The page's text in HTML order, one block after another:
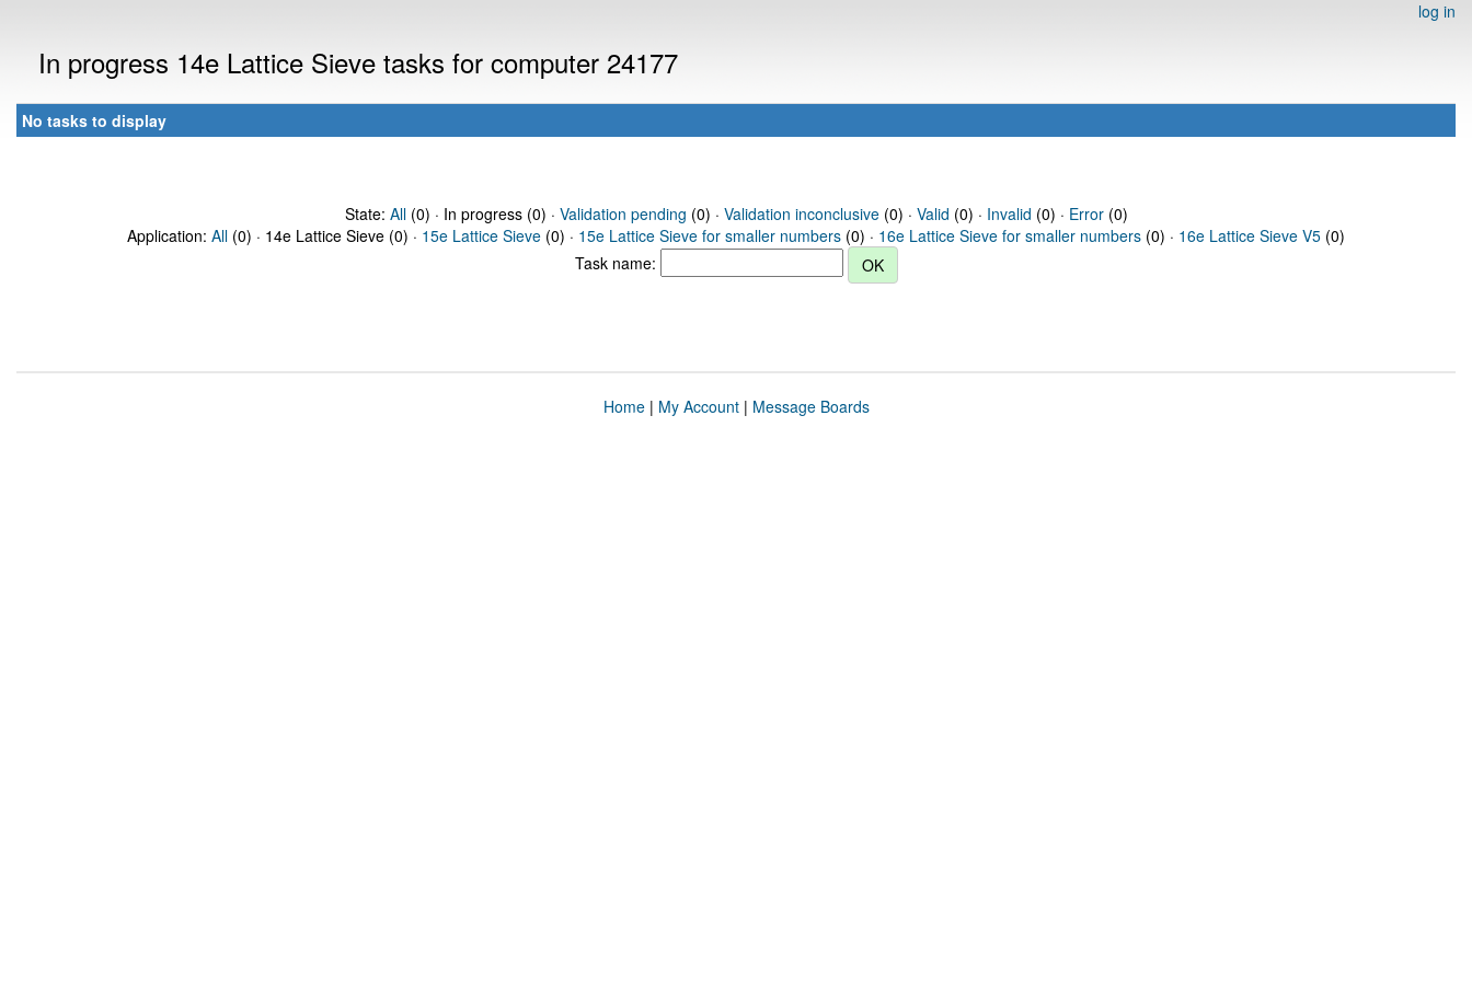
log in
In progress 14e Lattice Sieve tasks for computer 24177
No tasks to display
State: All(0) · In progress (0) · Validation pending (0) · Validation inconclusive(0) · Valid (0) · Invalid (0) · Error(0)
Application: All (0) · 14e Lattice Sieve (0) · 15e Lattice Sieve (0) · 15e Lattice Sieve for smaller numbers (0) · 16e Lattice Sieve for smaller numbers (0) · 16e Lattice Sieve V5 (0)
Task name:
Home| My Account| Message Boards